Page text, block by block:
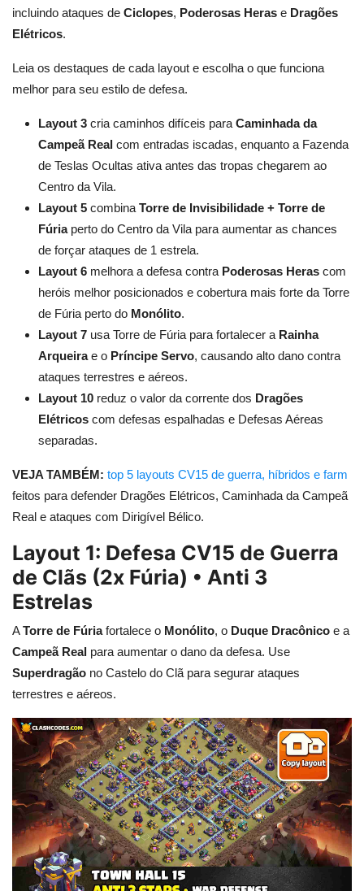
incluindo ataques de Ciclopes, Poderosas Heras e Dragões
Elétricos.
Leia os destaques de cada layout e escolha o que funciona
melhor para seu estilo de defesa.
Layout 3 cria caminhos difíceis para Caminhada da
Campeã Real com entradas iscadas, enquanto a Fazenda
de Teslas Ocultas ativa antes das tropas chegarem ao
Centro da Vila.
Layout 5 combina Torre de Invisibilidade + Torre de
Fúriaperto do Centro da Vila para aumentar as chances
de forçar ataques de 1 estrela.
Layout 6 melhora a defesa contra Poderosas Heras com
heróis melhor posicionados e cobertura mais forte da Torre
de Fúria perto do Monólito.
Layout 7 usa Torre de Fúria para fortalecer a Rainha
Arqueirae o Príncipe Servo, causando alto dano contra
ataques terrestres e aéreos.
Layout 10 reduz o valor da corrente dos Dragões
Elétricos com defesas espalhadas e Defesas Aéreas
separadas.
VEJA TAMBÉM: top 5 layouts CV15 de guerra, híbridos e farm
feitos para defender Dragões Elétricos, Caminhada da Campeã
Real e ataques com Dirigível Bélico.
Layout 1: Defesa CV15 de Guerra
de Clãs (2x Fúria) • Anti 3
Estrelas
ATorre de Fúriafortalece o Monólito, o Duque Dracônico e a
Campeã Real para aumentar o dano da defesa. Use
Superdragão no Castelo do Clã para segurar ataques
terrestres e aéreos.